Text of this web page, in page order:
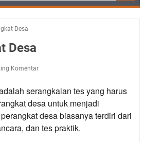
Desa
Desa
Komentar
serangkaian tes yang harus
desa untuk menjadi
desa biasanya terdiri dari
dan tes praktik.